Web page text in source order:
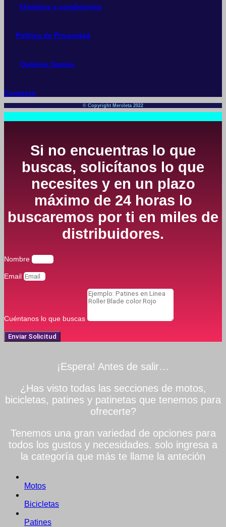
Términos y condiciones
Política de Privacidad
Quiénes Somos
Contacto
© Copyright Mercleta 2022
Si no encuentras lo que
buscas, solicítanos lo que
necesites y en un plazo
máximo de 24 horas lo
buscaremos por ti en miles de
distribuidores.
Nombre
Email
Cuéntanos lo que buscas
Enviar Solicitud
¡Espera! Antes de salir…
¿Has visto todas las secciones de motos,
bicicletas, patines y patinetas que tenemos para
ofrecerte?
Tenemos una gran variedad de opciones para
todos los gustos y necesidades. solo ingresa a
la categoría que más te llame la anteción
Motos
Bicicletas
Patines